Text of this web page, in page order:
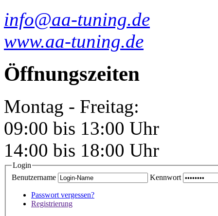
info@aa-tuning.de
www.aa-tuning.de
Öffnungszeiten
Montag - Freitag:
09:00 bis 13:00 Uhr
14:00 bis 18:00 Uhr
Login
Benutzername
Kennwort
Passwort vergessen?
Registrierung